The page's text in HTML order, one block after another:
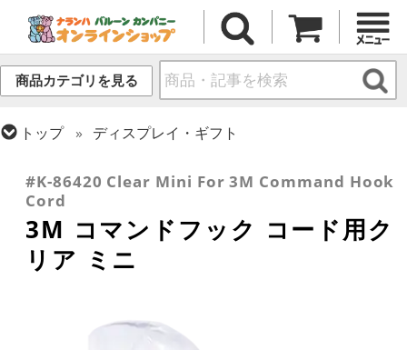
商品カテゴリを見る
トップ
ディスプレイ・ギフト
#K-86420 Clear Mini For 3M Command Hook
Cord
3M コマンドフック コード用ク
リア ミニ